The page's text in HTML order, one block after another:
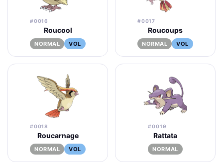
#0016
Roucool
NORMAL VOL
#0017
Roucoups
NORMAL VOL
#0018
Roucarnage
NORMAL VOL
#0019
Rattata
NORMAL